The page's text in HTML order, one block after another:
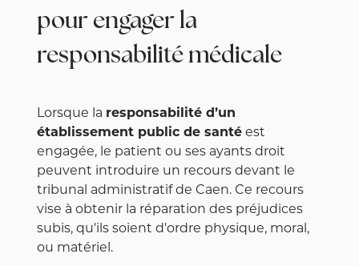
pour engager la
responsabilité médicale
Lorsque la responsabilité d’un
établissement public de santéest
engagée, le patient ou ses ayants droit
peuvent introduire un recours devant le
tribunal administratif de Caen. Ce recours
vise à obtenir la réparation des préjudices
subis, qu'ils soient d'ordre physique, moral,
ou matériel.